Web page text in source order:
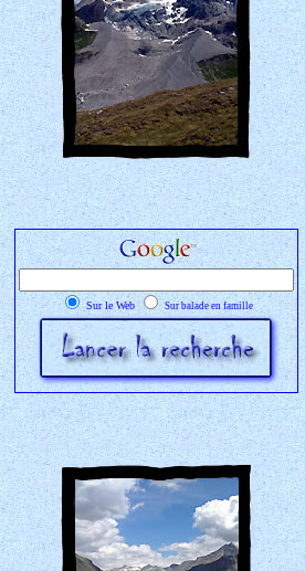
Sur le Web Sur balade en famille